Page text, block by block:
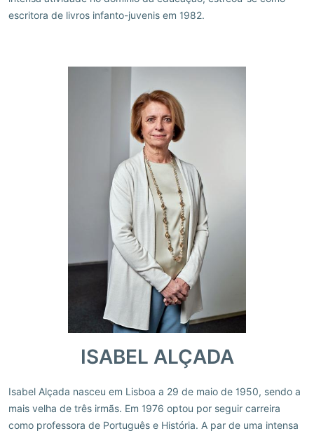
escritora de livros infanto-juvenis em 1982.
ISABEL ALÇADA
Isabel Alçada nasceu em Lisboa a 29 de maio de 1950, sendo a
mais velha de três irmãs. Em 1976 optou por seguir carreira
como professora de Português e História. A par de uma intensa